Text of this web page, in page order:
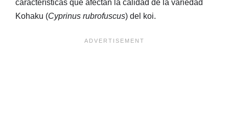
características que afectan la calidad de la variedad
Kohaku (Cyprinus rubrofuscus) del koi.